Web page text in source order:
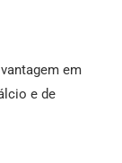
em
e de